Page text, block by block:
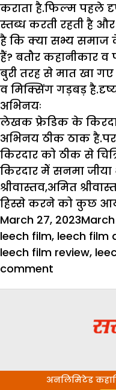
कराता है.फिल्म पहले
स्तब्ध करती रहती है
है कि क्या सभ्य समाज
हैं? बतौर कहानीकार
बुरी तरह से मात खा गए
व मिक्सिंग गड़बड़
अभिनयः
लेखक फ्रेडिक के
अभिनय ठीक ठाक
किरदार को ठीक से
किरदार मेें सनमा
श्रीवास्तव,अमित
हिस्से करने को कुछ
Posted
on
March 27, 2023
leech film, leech film
leech film review,
comment
सोच
अनलिमिटेड